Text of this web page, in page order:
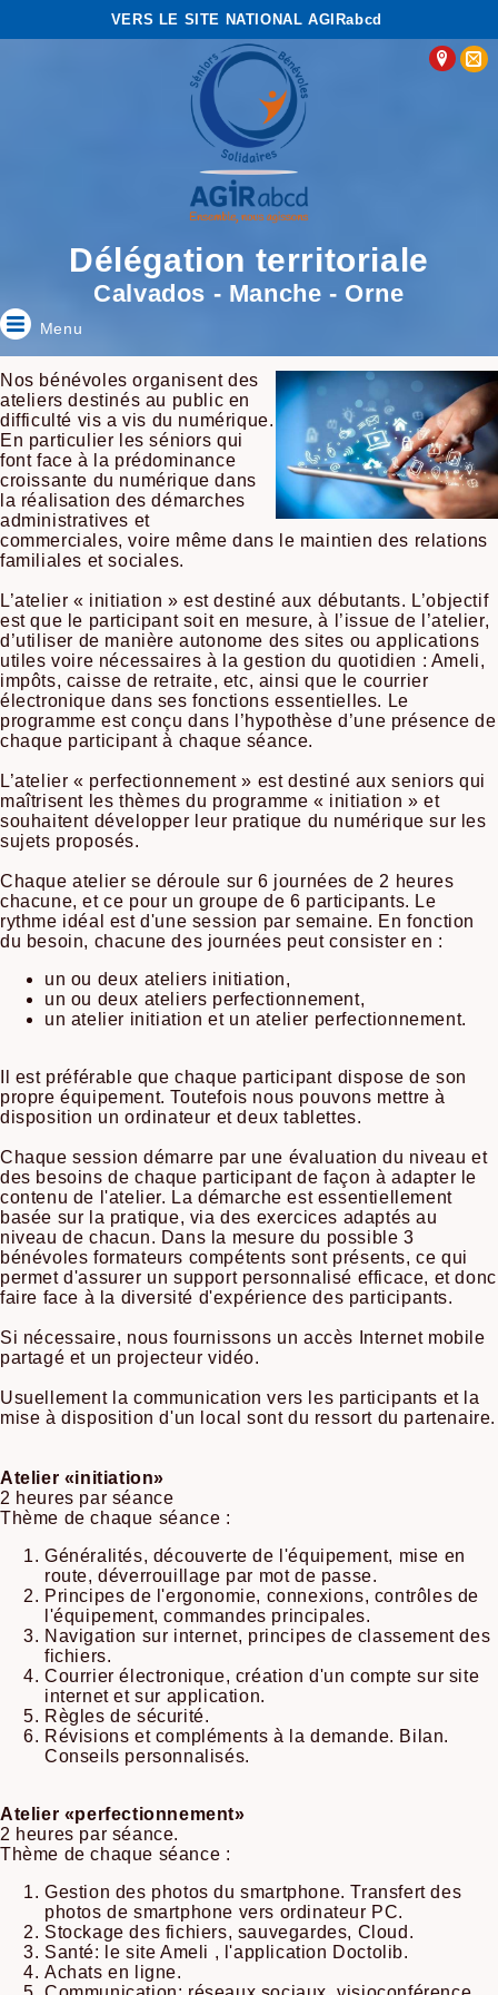
VERS LE SITE NATIONAL AGIRabcd
Délégation territoriale
Calvados - Manche - Orne
Menu
Nos bénévoles organisent des
ateliers destinés au public en
difficulté vis a vis du numérique.
En particulier les séniors qui
font face à la prédominance
croissante du numérique dans
la réalisation des démarches
administratives et
commerciales, voire même dans le maintien des relations
familiales et sociales.
L’atelier « initiation » est destiné aux débutants. L’objectif
est que le participant soit en mesure, à l’issue de l’atelier,
d’utiliser de manière autonome des sites ou applications
utiles voire nécessaires à la gestion du quotidien : Ameli,
impôts, caisse de retraite, etc, ainsi que le courrier
électronique dans ses fonctions essentielles. Le
programme est conçu dans l’hypothèse d’une présence de
chaque participant à chaque séance.
L’atelier « perfectionnement » est destiné aux seniors qui
maîtrisent les thèmes du programme « initiation » et
souhaitent développer leur pratique du numérique sur les
sujets proposés.
Chaque atelier se déroule sur 6 journées de 2 heures
chacune, et ce pour un groupe de 6 participants. Le
rythme idéal est d'une session par semaine. En fonction
du besoin, chacune des journées peut consister en :
un ou deux ateliers initiation,
un ou deux ateliers perfectionnement,
un atelier initiation et un atelier perfectionnement.
Il est préférable que chaque participant dispose de son
propre équipement. Toutefois nous pouvons mettre à
disposition un ordinateur et deux tablettes.
Chaque session démarre par une évaluation du niveau et
des besoins de chaque participant de façon à adapter le
contenu de l'atelier. La démarche est essentiellement
basée sur la pratique, via des exercices adaptés au
niveau de chacun. Dans la mesure du possible 3
bénévoles formateurs compétents sont présents, ce qui
permet d'assurer un support personnalisé efficace, et donc
faire face à la diversité d'expérience des participants.
Si nécessaire, nous fournissons un accès Internet mobile
partagé et un projecteur vidéo.
Usuellement la communication vers les participants et la
mise à disposition d'un local sont du ressort du partenaire.
Atelier «initiation»
2 heures par séance
Thème de chaque séance :
Généralités, découverte de l'équipement, mise en
route, déverrouillage par mot de passe.
Principes de l'ergonomie, connexions, contrôles de
l'équipement, commandes principales.
Navigation sur internet, principes de classement des
fichiers.
Courrier électronique, création d'un compte sur site
internet et sur application.
Règles de sécurité.
Révisions et compléments à la demande. Bilan.
Conseils personnalisés.
Atelier «perfectionnement»
2 heures par séance.
Thème de chaque séance :
Gestion des photos du smartphone. Transfert des
photos de smartphone vers ordinateur PC.
Stockage des fichiers, sauvegardes, Cloud.
Santé: le site Ameli , l'application Doctolib.
Achats en ligne.